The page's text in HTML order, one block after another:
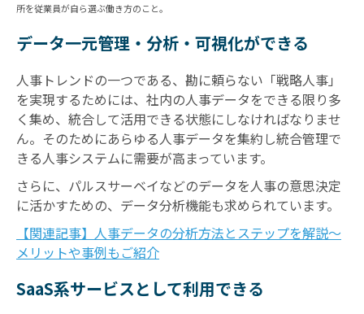
所を従業員が自ら選ぶ働き方のこと。
データ一元管理・分析・可視化ができる
人事トレンドの一つである、勘に頼らない「戦略人事」
を実現するためには、社内の人事データをできる限り多
く集め、統合して活用できる状態にしなければなりませ
ん。そのためにあらゆる人事データを集約し統合管理で
きる人事システムに需要が高まっています。
さらに、パルスサーベイなどのデータを人事の意思決定
に活かすための、データ分析機能も求められています。
【関連記事】人事データの分析方法とステップを解説～
メリットや事例もご紹介
SaaS系サービスとして利用できる